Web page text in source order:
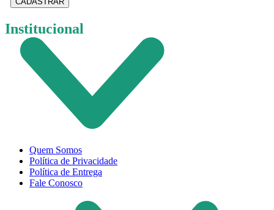
Institucional
Quem Somos
Política de Privacidade
Política de Entrega
Fale Conosco